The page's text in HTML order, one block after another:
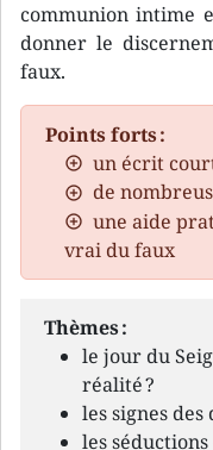
communion intime
donner le
faux.
Points forts :
un écrit
de
une aide
vrai du faux
Thèmes :
le jour du
réalité ?
les signes
les